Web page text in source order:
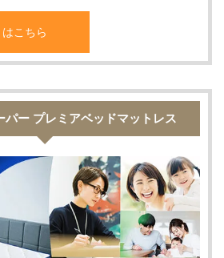
こちら
パー プレミアベッドマットレス